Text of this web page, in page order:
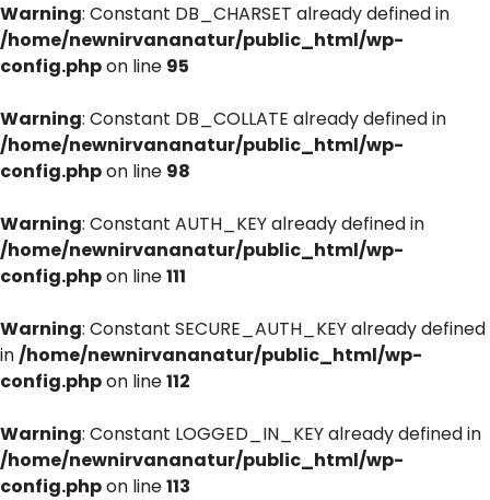
Warning: Constant DB_CHARSET already defined in
/home/newnirvananatur/public_html/wp-
config.phpon line 95
Warning: Constant DB_COLLATE already defined in
/home/newnirvananatur/public_html/wp-
config.phpon line 98
Warning: Constant AUTH_KEY already defined in
/home/newnirvananatur/public_html/wp-
config.phpon line111
Warning: Constant SECURE_AUTH_KEY already defined
in/home/newnirvananatur/public_html/wp-
config.phpon line112
Warning: Constant LOGGED_IN_KEY already defined in
/home/newnirvananatur/public_html/wp-
config.phpon line113